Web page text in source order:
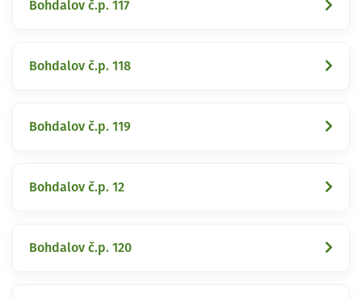
Bohdalov č.p. 117
Bohdalov č.p. 118
Bohdalov č.p. 119
Bohdalov č.p. 12
Bohdalov č.p. 120